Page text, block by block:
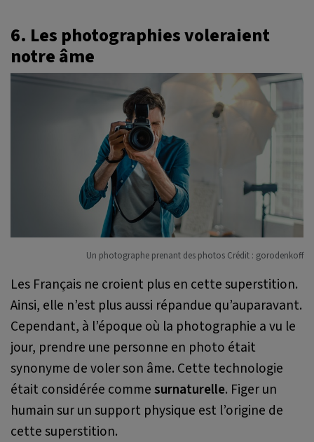
6. Les photographies voleraient
notre âme
Un photographe prenant des photos Crédit : gorodenkoff
Les Français ne croient plus en cette superstition.
Ainsi, elle n’est plus aussi répandue qu’auparavant.
Cependant, à l’époque où la photographie a vu le
jour, prendre une personne en photo était
synonyme de voler son âme. Cette technologie
était considérée commesurnaturelle. Figer un
humain sur un support physique est l’origine de
cette superstition.